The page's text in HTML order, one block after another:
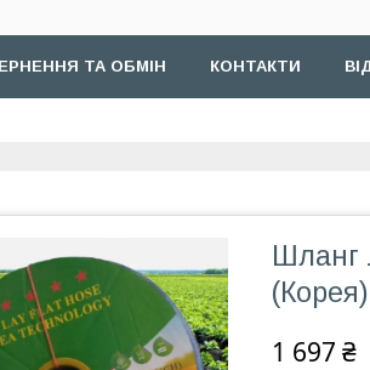
ТА ОБМІН КОНТАКТИ
Шланг
(Корея)
1 697 ₴